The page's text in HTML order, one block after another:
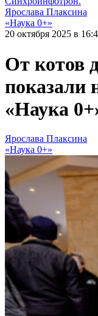
Ярослава Плаксина
«Наука 0+»
20 октября 2025 в
От котов
показали
«Наука
Ярослава Плаксина
«Наука 0+»